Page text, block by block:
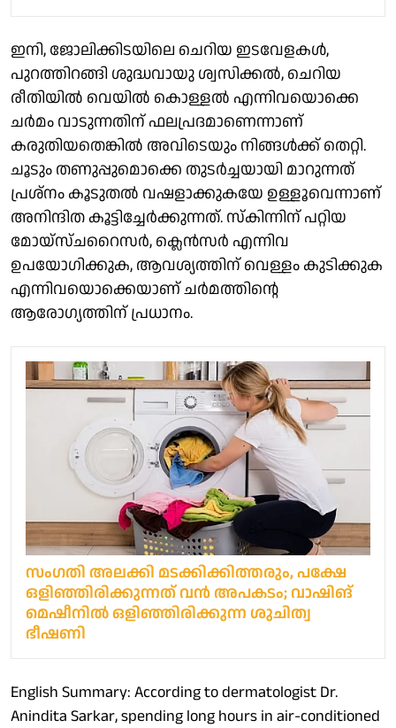
ഇനി, ജോലിക്കിടയിലെ ചെറിയ ഇടവേളകൾ,
പുറത്തിറങ്ങി ശുദ്ധവായു ശ്വസിക്കൽ, ചെറിയ
രീതിയിൽ വെയിൽ കൊള്ളൽ എന്നിവയൊക്കെ
ചർമം വാടുന്നതിന് ഫലപ്രദമാണെന്നാണ്
കരുതിയതെങ്കിൽ അവിടെയും നിങ്ങൾക്ക് തെറ്റി.
ചൂടും തണുപ്പുമൊക്കെ തുടർച്ചയായി മാറുന്നത്
പ്രശ്നം കൂടുതൽ വഷളാക്കുകയേ ഉള്ളൂവെന്നാണ്
അനിന്ദിത കൂട്ടിച്ചേർക്കുന്നത്. സ്കിന്നിന് പറ്റിയ
മോയ്സ്ചറൈസർ, ക്ലെൻസർ എന്നിവ
ഉപയോഗിക്കുക, ആവശ്യത്തിന് വെള്ളം കുടിക്കുക
എന്നിവയൊക്കെയാണ് ചർമത്തിന്റെ
ആരോഗ്യത്തിന് പ്രധാനം.
സംഗതി അലക്കി മടക്കിക്കിത്തരും, പക്ഷേ
ഒളിഞ്ഞിരിക്കുന്നത് വൻ അപകടം; വാഷിങ്
മെഷീനിൽ ഒളിഞ്ഞിരിക്കുന്ന ശുചിത്വ
ഭീഷണി
English Summary: According to dermatologist Dr.
Anindita Sarkar, spending long hours in air-conditioned